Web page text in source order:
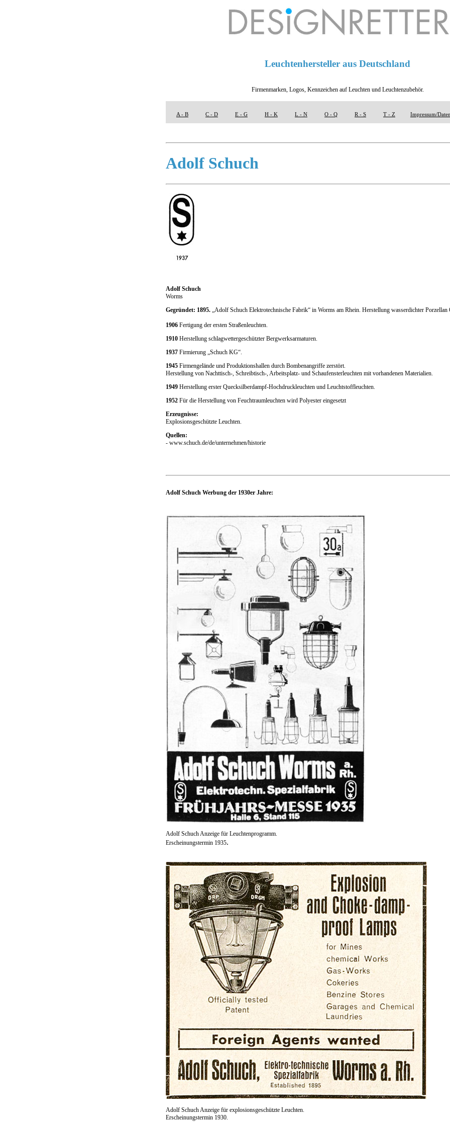
Leuchtenhersteller aus Deutschland
Firmenmarken, Logos, Kennzeichen auf Leuchten und Leuchtenzubehör.
A - B C - D E - G H - K L - N O - Q R - S T - Z Impressum/
Adolf Schuch
Adolf Schuch
Worms
Gegründet: 1895. „Adolf Schuch Elektrotechnische Fabrik“ in Worms am Rhein. Herstellung wasserdichter Porzellan
1906 Fertigung der ersten Straßenleuchten.
1910 Herstellung schlagwettergeschützter Bergwerksarmaturen.
1937 Firmierung „Schuch KG“.
1945 Firmengelände und Produktionshallen durch Bombenangriffe zerstört.
Herstellung von Nachttisch-, Schreibtisch-, Arbeitsplatz- und Schaufensterleuchten mit vorhandenen Materialien.
1949 Herstellung erster Quecksilberdampf-Hochdruckleuchten und Leuchtstoffleuchten.
1952 Für die Herstellung von Feuchtraumleuchten wird Polyester eingesetzt
Erzeugnisse:
Explosionsgeschützte Leuchten.
Quellen:
- www.schuch.de/de/unternehmen/historie
Adolf Schuch Werbung der 1930er Jahre:
Adolf Schuch Anzeige für Leuchtenprogramm.
Erscheinungstermin 1935.
Adolf Schuch Anzeige für explosionsgeschützte Leuchten.
Erscheinungstermin 1930.